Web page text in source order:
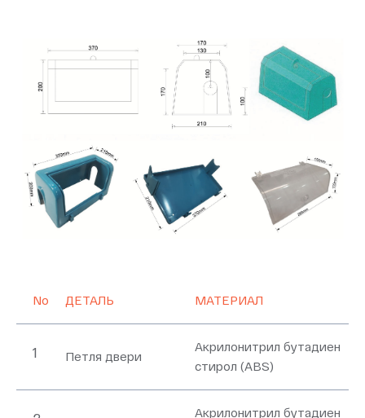
No ДЕТАЛЬ МАТЕРИАЛ
1 Петля двери
Акрилонитрил бутадиен
стирол (ABS)
Акрилонитрил бутадиен